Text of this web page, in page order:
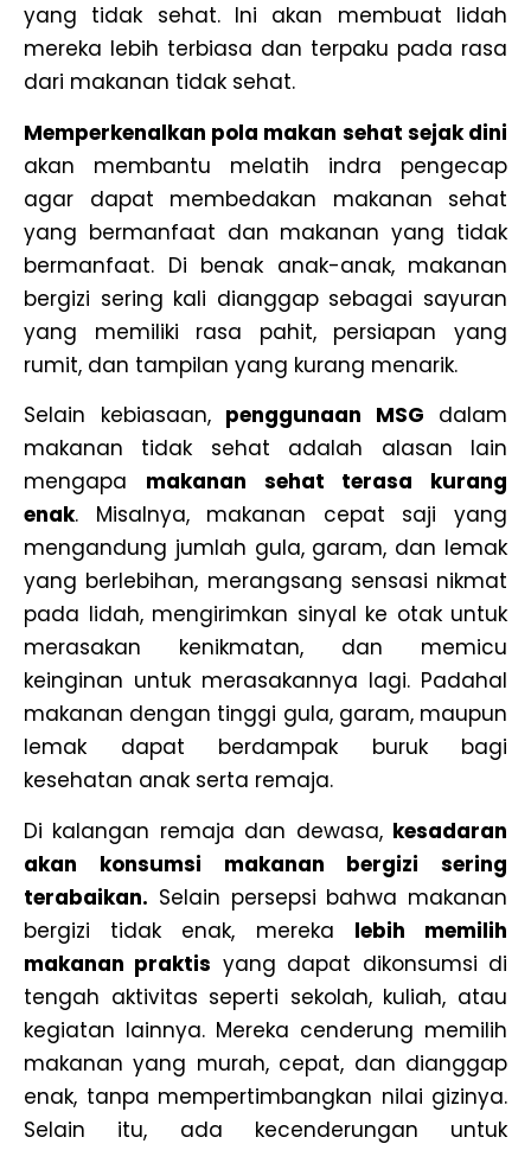
yang tidak sehat. Ini akan membuat lidah
mereka lebih terbiasa dan terpaku pada rasa
dari makanan tidak sehat.
Memperkenalkan pola makan sehat sejak dini
akan membantu melatih indra pengecap
agar dapat membedakan makanan sehat
yang bermanfaat dan makanan yang tidak
bermanfaat. Di benak anak-anak, makanan
bergizi sering kali dianggap sebagai sayuran
yang memiliki rasa pahit, persiapan yang
rumit, dan tampilan yang kurang menarik.
Selain kebiasaan, penggunaan MSG dalam
makanan tidak sehat adalah alasan lain
mengapa makanan sehat terasa kurang
enak. Misalnya, makanan cepat saji yang
mengandung jumlah gula, garam, dan lemak
yang berlebihan, merangsang sensasi nikmat
pada lidah, mengirimkan sinyal ke otak untuk
merasakan kenikmatan, dan memicu
keinginan untuk merasakannya lagi. Padahal
makanan dengan tinggi gula, garam, maupun
lemak dapat berdampak buruk bagi
kesehatan anak serta remaja.
Di kalangan remaja dan dewasa, kesadaran
akan konsumsi makanan bergizi sering
terabaikan. Selain persepsi bahwa makanan
bergizi tidak enak, mereka lebih memilih
makanan praktis yang dapat dikonsumsi di
tengah aktivitas seperti sekolah, kuliah, atau
kegiatan lainnya. Mereka cenderung memilih
makanan yang murah, cepat, dan dianggap
enak, tanpa mempertimbangkan nilai gizinya.
Selain itu, ada kecenderungan untuk